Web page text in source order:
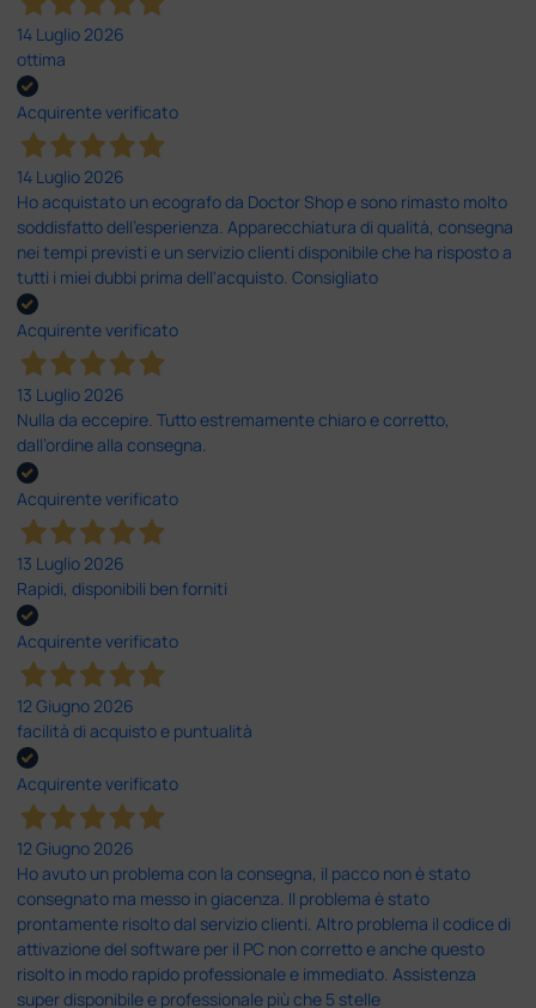
14 Luglio 2026
ottima
Acquirente verificato
14 Luglio 2026
Ho acquistato un ecografo da Doctor Shop e sono rimasto molto
soddisfatto dell'esperienza. Apparecchiatura di qualità, consegna
nei tempi previsti e un servizio clienti disponibile che ha risposto a
tutti i miei dubbi prima dell'acquisto. Consigliato
Acquirente verificato
13 Luglio 2026
Nulla da eccepire. Tutto estremamente chiaro e corretto,
dall’ordine alla consegna.
Acquirente verificato
13 Luglio 2026
Rapidi, disponibili ben forniti
Acquirente verificato
12 Giugno 2026
facilità di acquisto e puntualità
Acquirente verificato
12 Giugno 2026
Ho avuto un problema con la consegna, il pacco non è stato
consegnato ma messo in giacenza. Il problema è stato
prontamente risolto dal servizio clienti. Altro problema il codice di
attivazione del software per il PC non corretto e anche questo
risolto in modo rapido professionale e immediato. Assistenza
super disponibile e professionale più che 5 stelle